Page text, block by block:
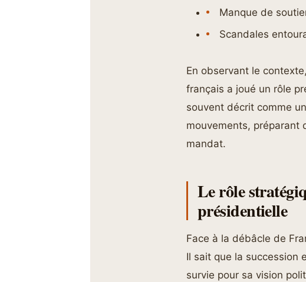
Manque de
Scandales
En observant le
français a joué un rôle
souvent décrit comme
mouvements, préparant
mandat.
Le rôle
présidentielle
Face à la débâcle de
Il sait que la succession
survie pour sa vision